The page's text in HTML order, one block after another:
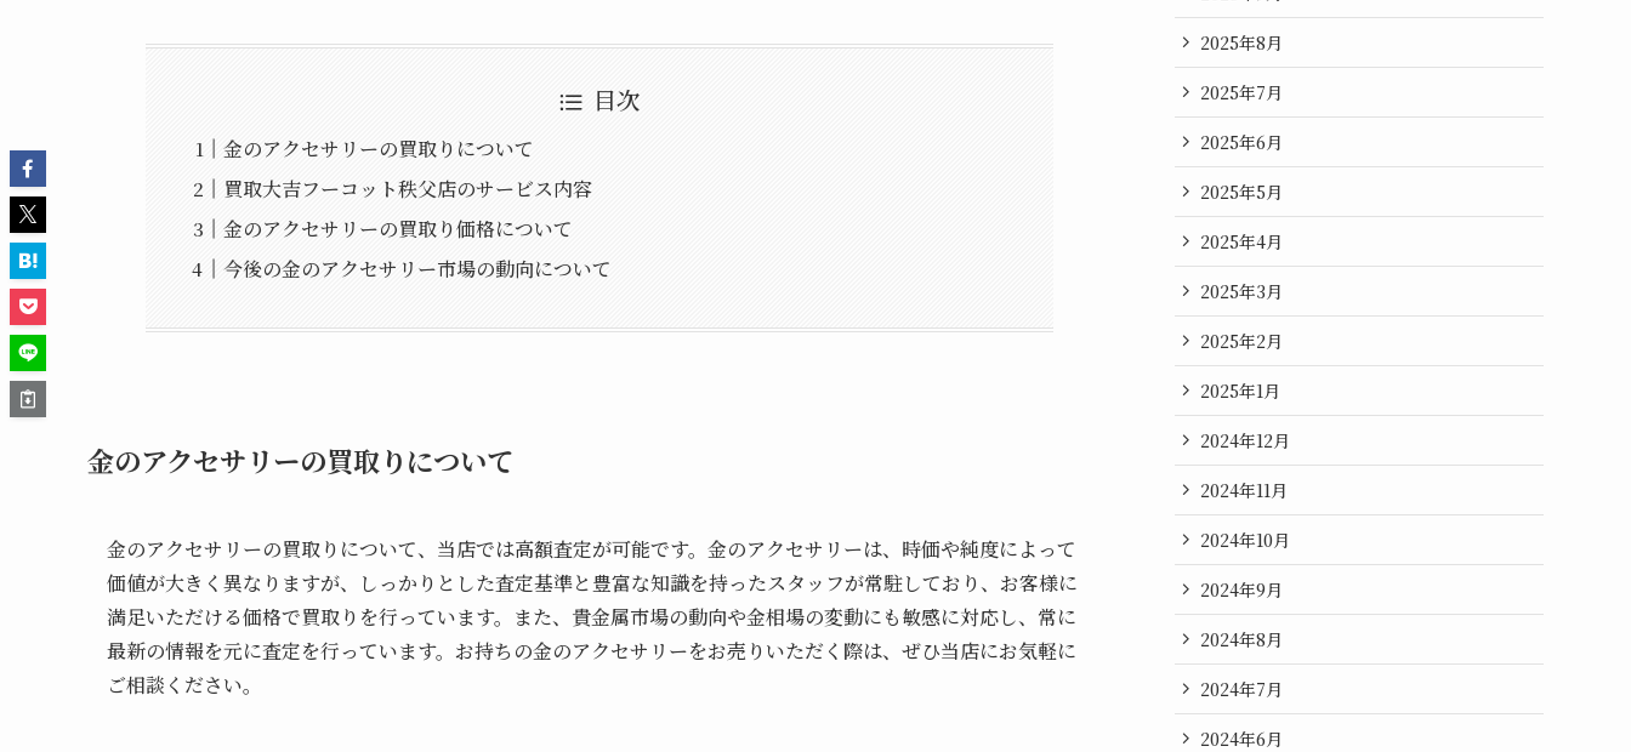
目次
金のアクセサリーの買取りについて
買取大吉フーコット秩父店のサービス内容
金のアクセサリーの買取り価格について
今後の金のアクセサリー市場の動向について
金のアクセサリーの買取りについて
金のアクセサリーの買取りについて、当店では高額査定が可能です。金のアクセサリーは、時価や純度によって
価値が大きく異なりますが、しっかりとした査定基準と豊富な知識を持ったスタッフが常駐しており、お客様に
満足いただける価格で買取りを行っています。また、貴金属市場の動向や金相場の変動にも敏感に対応し、常に
最新の情報を元に査定を行っています。お持ちの金のアクセサリーをお売りいただく際は、ぜひ当店にお気軽に
ご相談ください。
2025年8月
2025年7月
2025年6月
2025年5月
2025年4月
2025年3月
2025年2月
2025年1月
2024年12月
2024年11月
2024年10月
2024年9月
2024年8月
2024年7月
2024年6月